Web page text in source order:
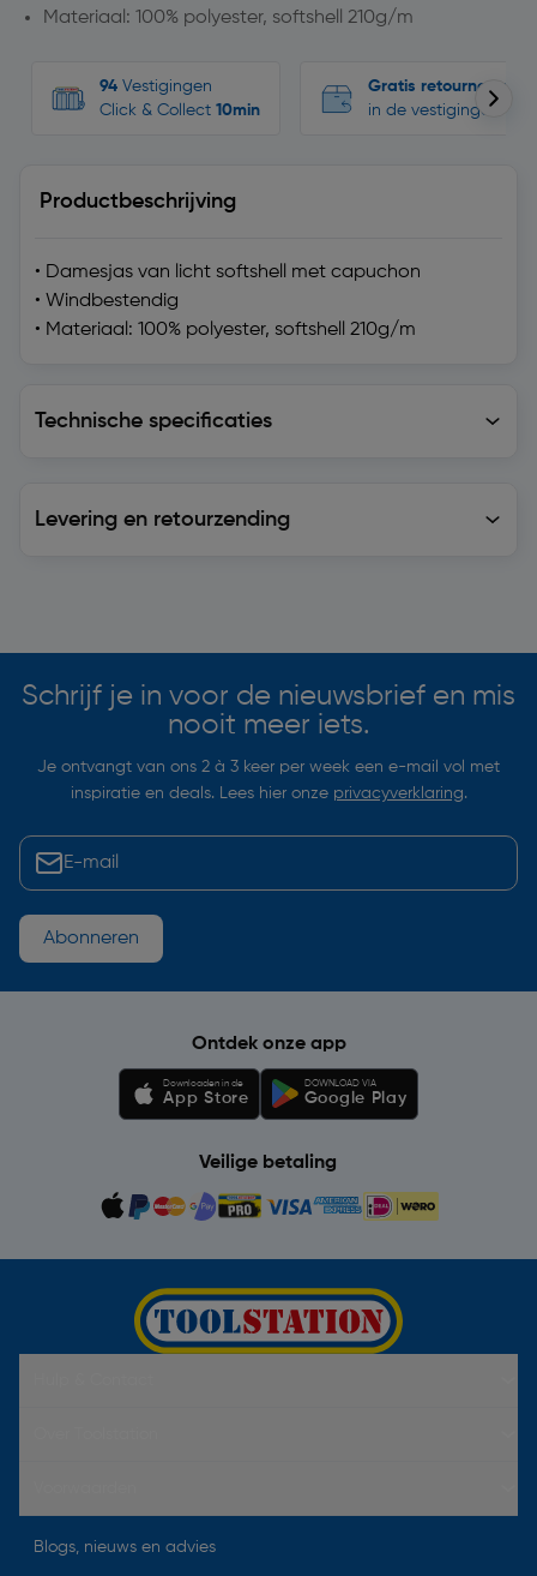
Materiaal: 100% polyester, softshell 210g/m
94 Vestigingen
Click & Collect 10min
Gratis retourneren
in de vestigingen
Productbeschrijving
• Damesjas van licht softshell met capuchon
• Windbestendig
• Materiaal: 100% polyester, softshell 210g/m
Technische specificaties
Levering en retourzending
Schrijf je in voor de nieuwsbrief en mis
nooit meer iets.
Je ontvangt van ons 2 à 3 keer per week een e-mail vol met
inspiratie en deals. Lees hier onze privacyverklaring.
Abonneren
Ontdek onze app
Downloaden in de
App Store
DOWNLOAD VIA
Google Play
Veilige betaling
Blogs, nieuws en advies